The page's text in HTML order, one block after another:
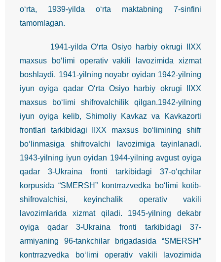
o‘rta, 1939-yilda o‘rta maktabning 7-sinfini
tamomlagan.
1941-yilda O‘rta Osiyo harbiy okrugi IIXX
maxsus bo‘limi operativ vakili lavozimida xizmat
boshlaydi. 1941-yilning noyabr oyidan 1942-yilning
iyun oyiga qadar O‘rta Osiyo harbiy okrugi IIXX
maxsus bo‘limi shifrovalchilik qilgan.1942-yilning
iyun oyiga kelib, Shimoliy Kavkaz va Kavkazorti
frontlari tarkibidagi IIXX maxsus bo‘limining shifr
bo‘linmasiga shifrovalchi lavozimiga tayinlanadi.
1943-yilning iyun oyidan 1944-yilning avgust oyiga
qadar 3-Ukraina fronti tarkibidagi 37-o‘qchilar
korpusida “SMERSH” kontrrazvedka bo‘limi kotib-
shifrovalchisi, keyinchalik operativ vakili
lavozimlarida xizmat qiladi. 1945-yilning dekabr
oyiga qadar 3-Ukraina fronti tarkibidagi 37-
armiyaning 96-tankchilar brigadasida “SMERSH”
kontrrazvedka bo‘limi operativ vakili lavozimida